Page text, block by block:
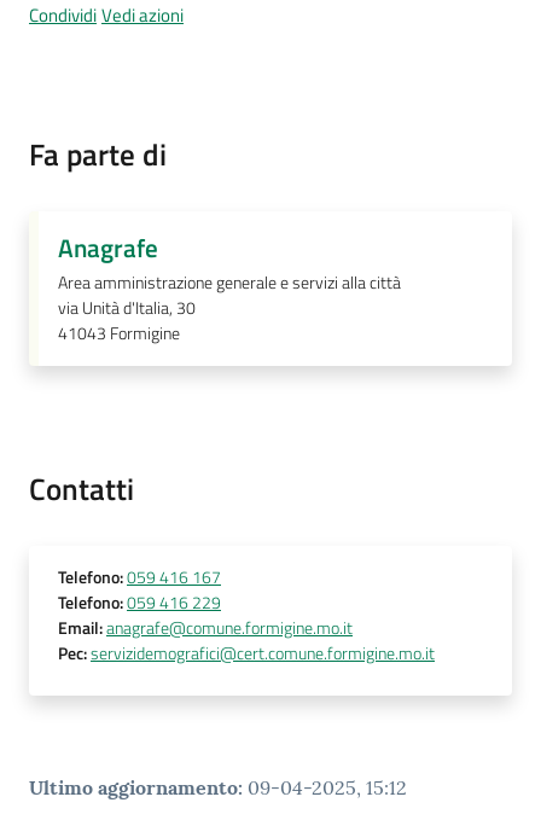
appuntamenti
a
Tutti
CondividiVedi azioni
Fa parte di
Anagrafe
Area amministrazione generale e servizi alla città
via Unità d'Italia, 30
41043 Formigine
Contatti
Telefono:059 416 167
Telefono:059 416 229
Email:anagrafe@comune.formigine.mo.it
Pec:servizidemografici@cert.comune.formigine.mo.it
Ultimo aggiornamento: 09-04-2025, 15:12